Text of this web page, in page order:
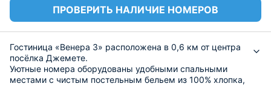
ПРОВЕРИТЬ НАЛИЧИЕ НОМЕРОВ
Гостиница «Венера 3» расположена в 0,6 км от центра
посёлка Джемете.
Уютные номера оборудованы удобными спальными
местами с чистым постельным бельем из 100% хлопка,